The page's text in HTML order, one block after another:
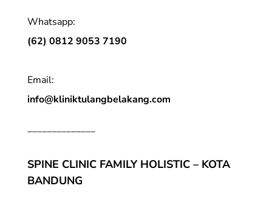
Whatsapp:
(62) 0812 9053 7190
Email:
info@kliniktulangbelakang.com
______________
SPINE CLINIC FAMILY HOLISTIC – KOTA
BANDUNG